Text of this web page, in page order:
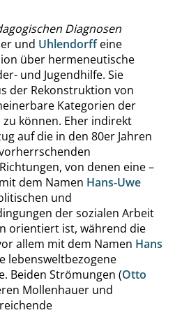
Diagnosen
und Uhlendorffeine
über hermeneutische
und Jugendhilfe. Sie
der Rekonstruktion von
Kategorien der
können. Eher indirekt
auf die in den 80er Jahren
von denen eine –
dem Namen Hans-Uwe
und
der sozialen Arbeit
orientiert ist, während die
allem mit dem Namen Hans
lebensweltbezogene
Beiden Strömungen (Otto
Mollenhauer und